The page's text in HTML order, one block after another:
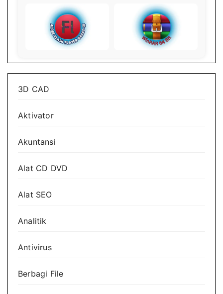
3D CAD
Aktivator
Akuntansi
Alat CD DVD
Alat SEO
Analitik
Antivirus
Berbagi File